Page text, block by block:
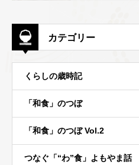
カテゴリー
くらしの歳時記
「和食」のつぼ
「和食」のつぼ Vol.2
つなぐ「“わ”食」よもやま話